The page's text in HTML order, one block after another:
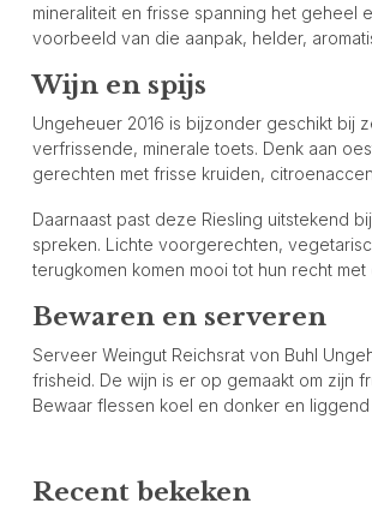
mineraliteit en frisse spanning het
voorbeeld van die aanpak, helder,
Wijn en spijs
Ungeheuer 2016 is bijzonder geschikt bij
verfrissende, minerale toets. Denk aan
gerechten met frisse kruiden,
Daarnaast past deze Riesling uitstekend
spreken. Lichte voorgerechten,
terugkomen komen mooi tot hun recht met
Bewaren en serveren
Serveer Weingut Reichsrat von Buhl
frisheid. De wijn is er op gemaakt om zijn
Bewaar flessen koel en donker en
Recent bekeken